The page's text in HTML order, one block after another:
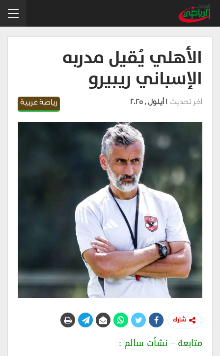
الأهلي يُقيل مدربه
الإسباني ريبيرو
رياضة عربية آخر تحديث1 أيلول , 2025
شارك
متابعة – نشأت سالم :